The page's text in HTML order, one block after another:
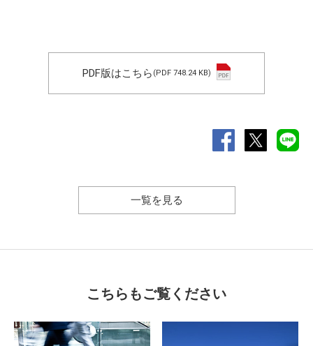
PDF版はこちら (PDF 748.24 KB)
一覧を見る
こちらもご覧ください